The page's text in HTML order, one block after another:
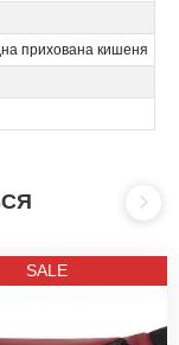
прихована кишеня
SALE